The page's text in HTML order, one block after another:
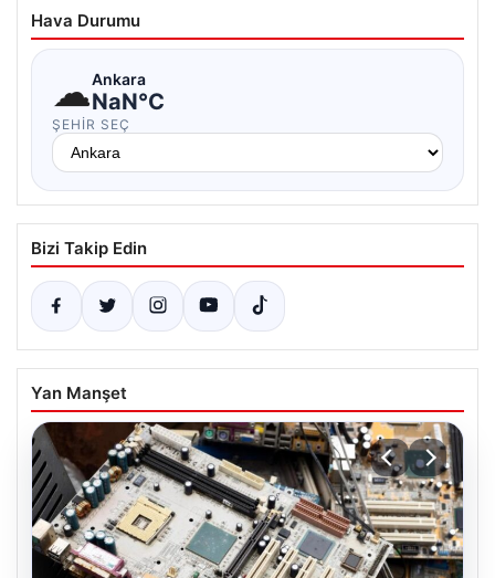
Hava Durumu
☁Ankara
NaN°C
ŞEHIR SEÇ
Bizi Takip Edin
Yan Manşet